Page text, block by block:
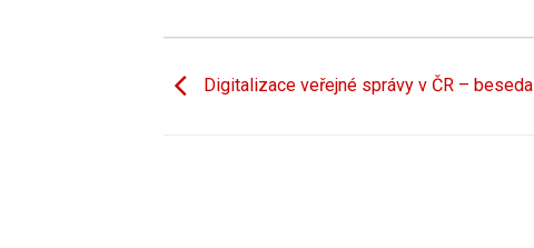
Digitalizace veřejné správy v ČR – beseda